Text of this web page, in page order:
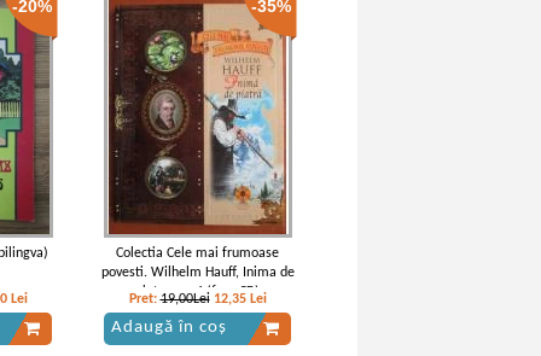
Lei
Daniel Defoe - Robinson Crusoe
IN STOC
Pret:12,00 Lei
Adaugă în coș
-60%
-20%
Lei
-35%
Colectia Cele mai frumoase
povesti. Wilhelm Hauff, Inima de
piatra, nr. 4 (fara CD)
Pret:19,00Lei 12,35 Lei
Adaugă în coș